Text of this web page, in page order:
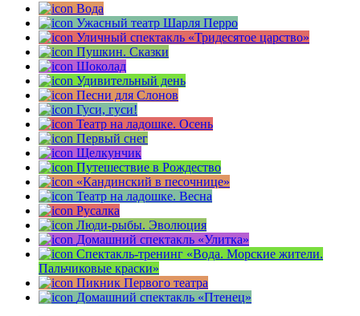
Вода
Ужасный театр Шарля Перро
Уличный спектакль «Тридесятое царство»
Пушкин. Сказки
Шоколад
Удивительный день
Песни для Слонов
Гуси, гуси!
Театр на ладошке. Осень
Первый снег
Щелкунчик
Путешествие в Рождество
«Кандинский в песочнице»
Театр на ладошке. Весна
Русалка
Люди-рыбы. Эволюция
Домашний спектакль «Улитка»
Спектакль-тренинг «Вода. Морские жители.
Пальчиковые краски»
Пикник Первого театра
Домашний спектакль «Птенец»